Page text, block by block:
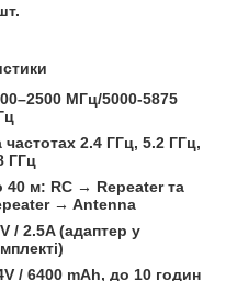
МГц/5000-5875
частотах 2.4 ГГц, 5.2 ГГц,
ГГц
40 м: RC → Repeater та
→ Antenna
/ 2.5A (адаптер у
/ 6400 mAh, до 10 годин